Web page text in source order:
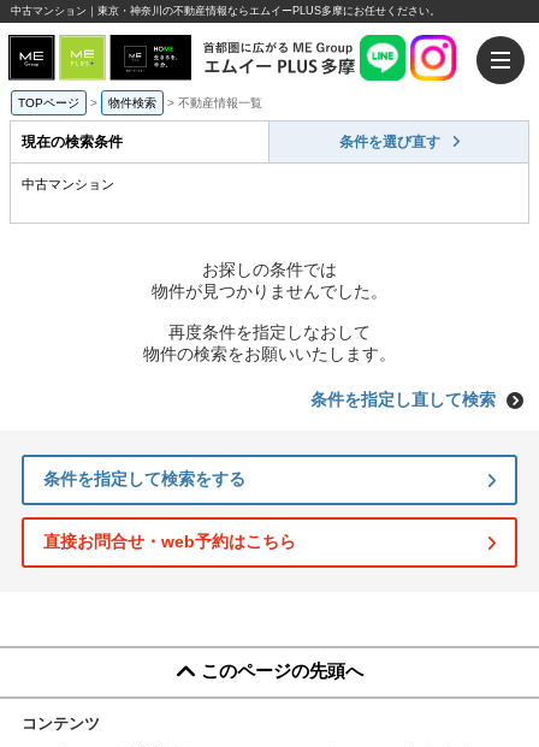
中古マンション｜東京・神奈川の不動産情報ならエムイーPLUS多摩にお任せください。
TOPページ > 物件検索 > 不動産情報一覧
現在の検索条件 条件を選び直す
中古マンション
お探しの条件では
物件が見つかりませんでした。
再度条件を指定しなおして
物件の検索をお願いいたします。
条件を指定し直して検索
条件を指定して検索をする
直接お問合せ・web予約はこちら
このページの先頭へ
コンテンツ